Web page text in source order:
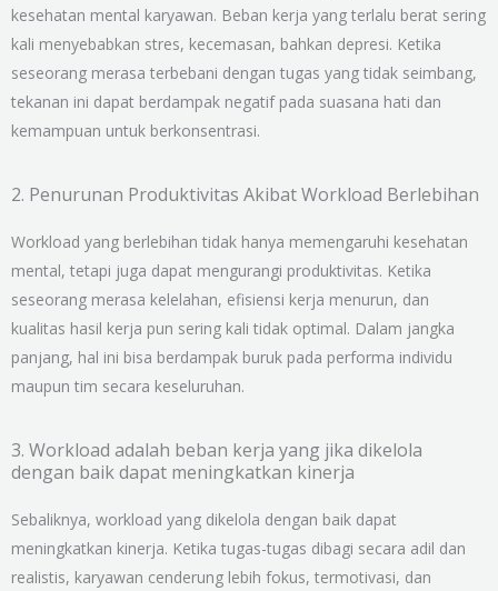
kesehatan mental karyawan. Beban kerja yang terlalu berat sering
kali menyebabkan stres, kecemasan, bahkan depresi. Ketika
seseorang merasa terbebani dengan tugas yang tidak seimbang,
tekanan ini dapat berdampak negatif pada suasana hati dan
kemampuan untuk berkonsentrasi.
2. Penurunan Produktivitas Akibat Workload Berlebihan
Workload yang berlebihan tidak hanya memengaruhi kesehatan
mental, tetapi juga dapat mengurangi produktivitas. Ketika
seseorang merasa kelelahan, efisiensi kerja menurun, dan
kualitas hasil kerja pun sering kali tidak optimal. Dalam jangka
panjang, hal ini bisa berdampak buruk pada performa individu
maupun tim secara keseluruhan.
3. Workload adalah beban kerja yang jika dikelola
dengan baik dapat meningkatkan kinerja
Sebaliknya, workload yang dikelola dengan baik dapat
meningkatkan kinerja. Ketika tugas-tugas dibagi secara adil dan
realistis, karyawan cenderung lebih fokus, termotivasi, dan